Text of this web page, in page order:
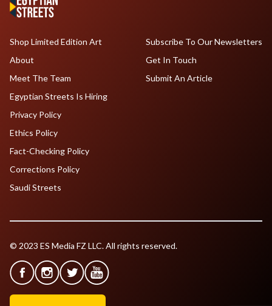
Shop Limited Edition Art
About
Meet The Team
Egyptian Streets Is Hiring
Subscribe To Our Newsletters
Get In Touch
Submit An Article
Privacy Policy
Ethics Policy
Fact-Checking Policy
Corrections Policy
Saudi Streets
© 2023 ES Media FZ LLC. All rights reserved.